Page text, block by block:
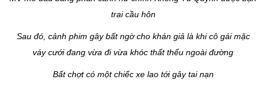
trai cầu hôn
Sau đó, cảnh phim gây bất ngờ cho khán giả là khi cô gái mặc
váy cưới đang vừa đi vừa khóc thất thểu ngoài đường
Bất chợt có một chiếc xe lao tới gây tai nạn